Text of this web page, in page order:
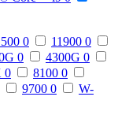
0 11900 0
0 4300G 0
0 8100 0
9700 0
W-